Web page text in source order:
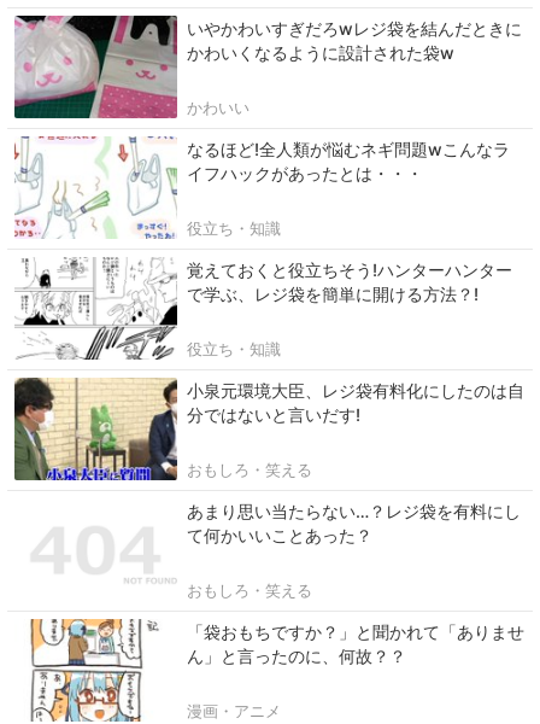
いやかわいすぎだろwレジ袋を結んだときに
かわいくなるように設計された袋w
かわいい
なるほど!全人類が悩むネギ問題wこんなラ
イフハックがあったとは・・・
役立ち・知識
覚えておくと役立ちそう!ハンターハンター
で学ぶ、レジ袋を簡単に開ける方法？!
役立ち・知識
小泉元環境大臣、レジ袋有料化にしたのは自
分ではないと言いだす!
おもしろ・笑える
あまり思い当たらない…？レジ袋を有料にし
て何かいいことあった？
おもしろ・笑える
「袋おもちですか？」と聞かれて「ありませ
ん」と言ったのに、何故？？
漫画・アニメ